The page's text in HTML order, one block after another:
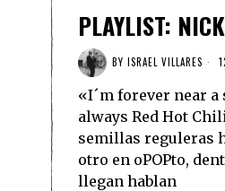
PLAYLIST:
BY ISRAEL VILLARES
«I´m forever near
always Red Hot
semillas reguleras
otro en oPOPto,
llegan hablan